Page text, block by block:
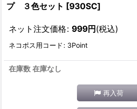
プ ３色セット [930SC]
ネット注文価格: 999円(税込)
ネコポス用コード : 3Point
在庫数 在庫なし
再入荷